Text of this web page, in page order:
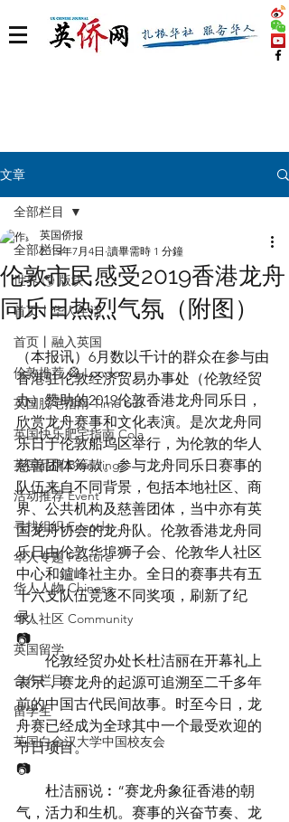
文章
全部栏目
世界 🌎 版块
首页丨华人生活
首页丨融入英国
伦敦推荐 🎡 London
英国脱宅指南 Time out
英国快乐肥宅指南 Cola
英国品牌 Branding
活动推荐 Event
寻找组织 Friends
华人专题 Feature
华人人物 Chinese
华人社区 Community
英国留学
合作栏目
留学生
英国白金汉大学中国校友会
全部栏目
伦敦市民感受2019香港龙舟
同乐日热烈气氛（附图）
英国侨报
2019年7月4日 讀畢需時 1 分鐘
（本报讯）6月数以千计的群众在参与由
香港驻伦敦经济贸易办事处（伦敦经贸
办）赞助的2019伦敦香港龙舟同乐日，
欣赏龙舟赛事和文化表演。是次龙舟同
乐日于伦敦船坞区举行，为伦敦的华人
慈善团体筹款。参与龙舟同乐日赛事的
队伍来自不同背景，包括本地社区、商
界、公共机构及慈善团体，当中亦有英
国龙舟协会的龙舟队。伦敦香港龙舟同
乐日由伦敦华埠狮子会、伦敦华人社区
中心和鑪峰社主办。全日的赛事共有五
十六支队伍竞逐不同奖项，刷新了纪
录。
📷
伦敦经贸办处长杜洁丽在开幕礼上
表示，赛龙舟的起源可追溯至二千多年
前的中国古代民间故事。时至今日，龙
舟赛已经成为全球其中一个最受欢迎的
节日项目。
📷
杜洁丽说︰“赛龙舟象征香港的朝
气，活力和生机。赛事的兴奋节奏、龙